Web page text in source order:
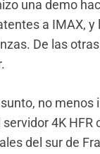
una demo
a IMAX, y
De las
no menos
servidor 4K
del sur de